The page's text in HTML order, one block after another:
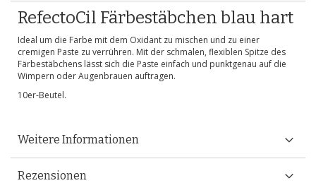
RefectoCil Färbestäbchen blau hart
Ideal um die Farbe mit dem Oxidant zu mischen und zu einer
cremigen Paste zu verrühren. Mit der schmalen, flexiblen Spitze des
Färbestäbchens lässt sich die Paste einfach und punktgenau auf die
Wimpern oder Augenbrauen auftragen.
10er-Beutel.
Weitere Informationen
Rezensionen